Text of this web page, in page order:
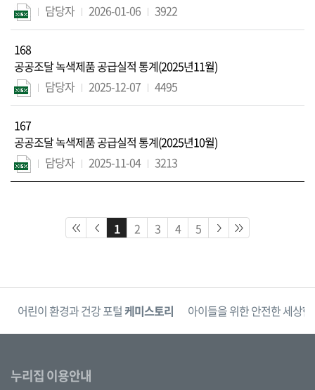
담당자
2026-01-06 3922
168
공공조달 녹색제품 공급실적 통계(2025년11월)
담당자
2025-12-07 4495
167
공공조달 녹색제품 공급실적 통계(2025년10월)
담당자
2025-11-04 3213
1 2 3 4 5
어린이 환경과 건강 포털케미스토리 아이들을 위한 안전한 세상
누리집 이용안내